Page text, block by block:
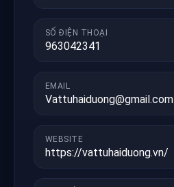
SỐ ĐIỆN THOẠI
963042341
EMAIL
Vattuhaiduong@gmail.com
WEBSITE
https://vattuhaiduong.vn/